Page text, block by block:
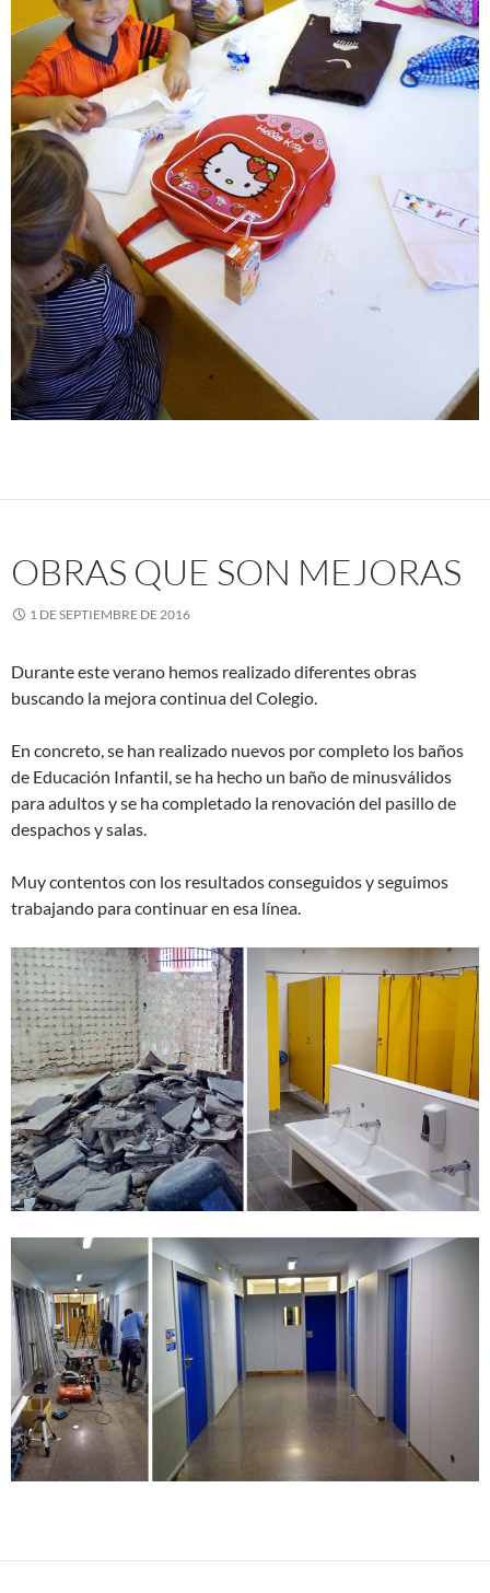
OBRAS QUE SON MEJORAS
1 DE SEPTIEMBRE DE 2016
Durante este verano hemos realizado diferentes obras
buscando la mejora continua del Colegio.
En concreto, se han realizado nuevos por completo los baños
de Educación Infantil, se ha hecho un baño de minusválidos
para adultos y se ha completado la renovación del pasillo de
despachos y salas.
Muy contentos con los resultados conseguidos y seguimos
trabajando para continuar en esa línea.